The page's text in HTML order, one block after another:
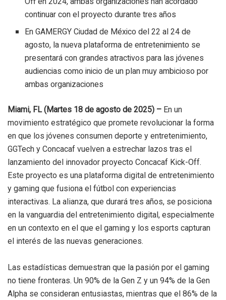
continuar con el proyecto durante tres años
En GAMERGY Ciudad de México del 22 al 24 de
agosto, la nueva plataforma de entretenimiento se
presentará con grandes atractivos para las jóvenes
audiencias como inicio de un plan muy ambicioso por
ambas organizaciones
Miami, FL (Martes 18 de agosto de 2025) – En un
movimiento estratégico que promete revolucionar la forma
en que los jóvenes consumen deporte y entretenimiento,
GGTech y Concacaf vuelven a estrechar lazos tras el
lanzamiento del innovador proyecto Concacaf Kick-Off.
Este proyecto es una plataforma digital de entretenimiento
y gaming que fusiona el fútbol con experiencias
interactivas. La alianza, que durará tres años, se posiciona
en la vanguardia del entretenimiento digital, especialmente
en un contexto en el que el gaming y los esports capturan
el interés de las nuevas generaciones.
Las estadísticas demuestran que la pasión por el gaming
no tiene fronteras. Un 90% de la Gen Z y un 94% de la Gen
Alpha se consideran entusiastas, mientras que el 86% de la